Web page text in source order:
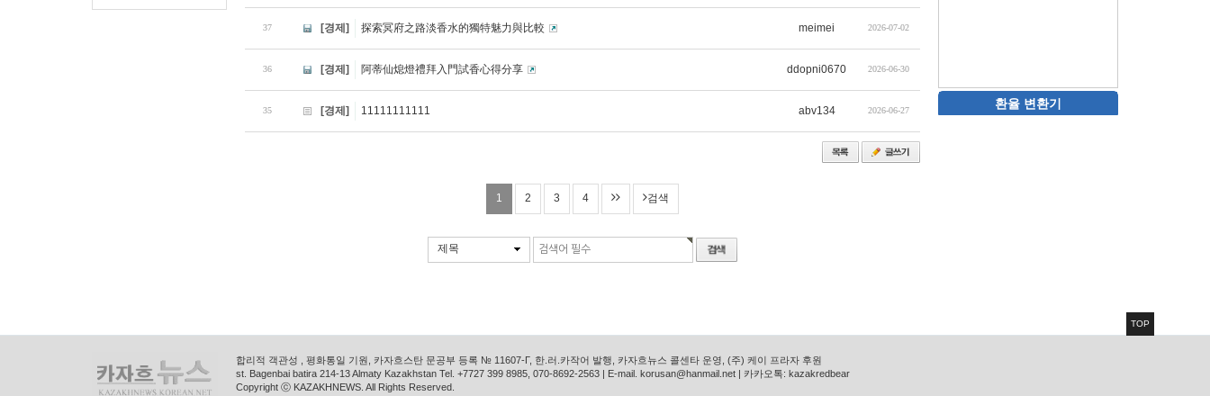
37 [경제] 探索冥府之路淡香水的獨特魅力與比較 meimei 2026-07-02
36 [경제] 阿蒂仙熄燈禮拜入門試香心得分享 ddopni0670 2026-06-30
35 [경제] 11111111111 abv134 2026-06-27
1 2 3 4 검색
제목
환율 변환기
합리적 객관성 , 평화통일 기원, 카자흐스탄 문공부 등록 № 11607-Г, 한.러.카작어 발행, 카자흐뉴스 콜센타 운영, (주) 케이 프라자 후원
st. Bagenbai batira 214-13 Almaty Kazakhstan Tel. +7727 399 8985, 070-8692-2563 | E-mail. korusan@hanmail.net | 카카오톡: kazakredbear
Copyright ⓒ KAZAKHNEWS. All Rights Reserved.
TOP